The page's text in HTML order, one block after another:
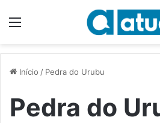
Início / Pedra do Urubu
Pedra do